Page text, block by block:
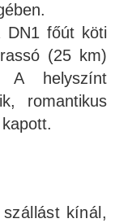
DN1 főút köti
(25 km)
helyszínt
romantikus
kínál,